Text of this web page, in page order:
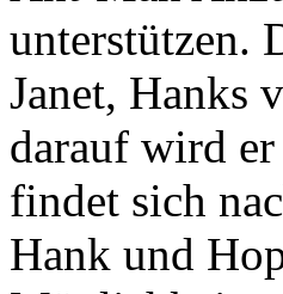
unterstützen.
Janet, Hanks
darauf wird
findet sich
Hank und